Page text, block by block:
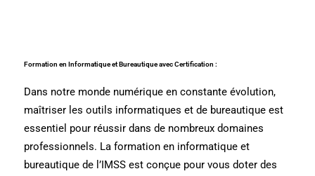
Formation en Informatique et Bureautique avec Certification :
Dans notre monde numérique en constante évolution,
maîtriser les outils informatiques et de bureautique est
essentiel pour réussir dans de nombreux domaines
professionnels. La formation en informatique et
bureautique de l’IMSS est conçue pour vous doter des